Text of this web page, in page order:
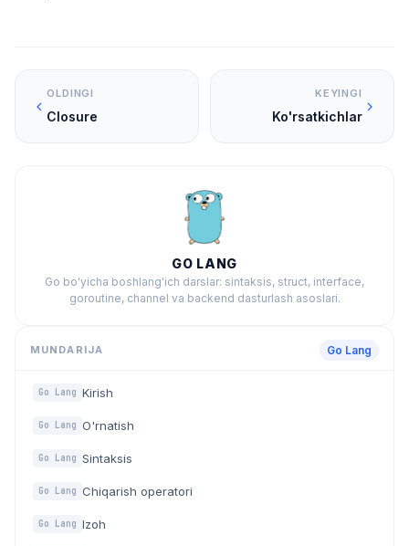
OLDINGI
Closure
KEYINGI
Ko'rsatkichlar
GO LANG
Go bo'yicha boshlang'ich darslar: sintaksis, struct, interface,
goroutine, channel va backend dasturlash asoslari.
MUNDARIJA Go Lang
Go Lang Kirish
Go Lang O'rnatish
Go Lang Sintaksis
Go Lang Chiqarish operatori
Go Lang Izoh